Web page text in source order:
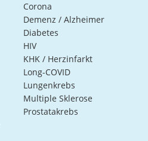
Corona
Demenz / Alzheimer
Diabetes
HIV
KHK / Herzinfarkt
Long-COVID
Lungenkrebs
Multiple Sklerose
Prostatakrebs